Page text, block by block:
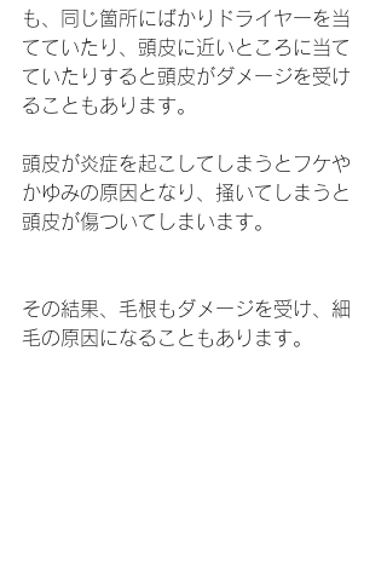
も、同じ箇所にばかりドライヤーを当
てていたり、頭皮に近いところに当て
ていたりすると頭皮がダメージを受け
ることもあります。
頭皮が炎症を起こしてしまうとフケや
かゆみの原因となり、掻いてしまうと
頭皮が傷ついてしまいます。
その結果、毛根もダメージを受け、細
毛の原因になることもあります。